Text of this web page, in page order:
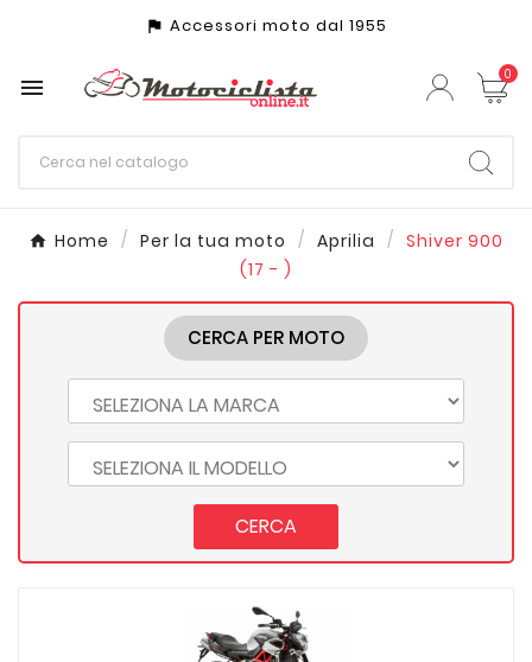
assistant_photo Accessori moto dal 1955
 0
Home Per la tua moto Aprilia
Shiver 900
(17 - )
CERCA PER MOTO
CERCA